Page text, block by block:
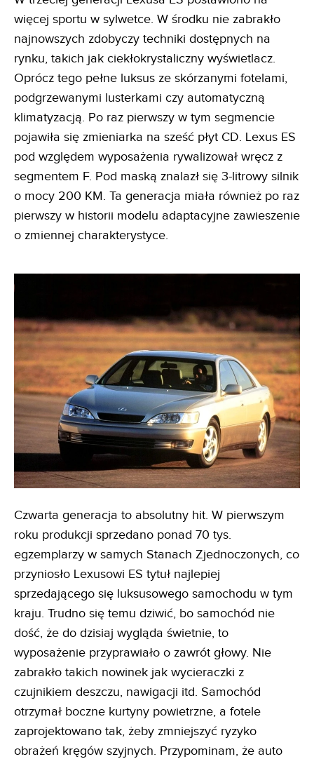
więcej sportu w sylwetce. W środku nie zabrakło
najnowszych zdobyczy techniki dostępnych na
rynku, takich jak ciekłokrystaliczny wyświetlacz.
Oprócz tego pełne luksus ze skórzanymi fotelami,
podgrzewanymi lusterkami czy automatyczną
klimatyzacją. Po raz pierwszy w tym segmencie
pojawiła się zmieniarka na sześć płyt CD. Lexus ES
pod względem wyposażenia rywalizował wręcz z
segmentem F. Pod maską znalazł się 3-litrowy silnik
o mocy 200 KM. Ta generacja miała również po raz
pierwszy w historii modelu adaptacyjne zawieszenie
o zmiennej charakterystyce.
Czwarta generacja to absolutny hit. W pierwszym
roku produkcji sprzedano ponad 70 tys.
egzemplarzy w samych Stanach Zjednoczonych, co
przyniosło Lexusowi ES tytuł najlepiej
sprzedającego się luksusowego samochodu w tym
kraju. Trudno się temu dziwić, bo samochód nie
dość, że do dzisiaj wygląda świetnie, to
wyposażenie przyprawiało o zawrót głowy. Nie
zabrakło takich nowinek jak wycieraczki z
czujnikiem deszczu, nawigacji itd. Samochód
otrzymał boczne kurtyny powietrzne, a fotele
zaprojektowano tak, żeby zmniejszyć ryzyko
obrażeń kręgów szyjnych. Przypominam, że auto